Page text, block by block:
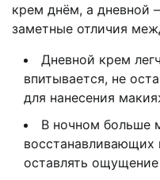
крем днём, а дневной
заметные отличия
Дневной крем
впитывается, не
для нанесения
В ночном больше
восстанавливающих
оставлять ощущение